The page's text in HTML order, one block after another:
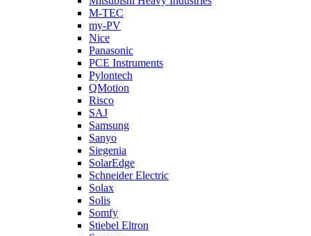
M-TEC
my-PV
Nice
Panasonic
PCE Instruments
Pylontech
QMotion
Risco
SAJ
Samsung
Sanyo
Siegenia
SolarEdge
Schneider Electric
Solax
Solis
Somfy
Stiebel Eltron